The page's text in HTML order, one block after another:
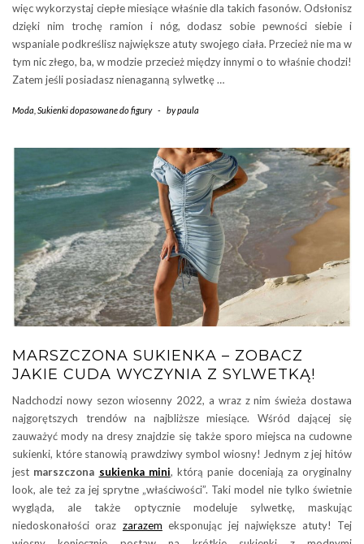
więc wykorzystaj ciepłe miesiące właśnie dla takich fasonów. Odsłonisz
dzięki nim trochę ramion i nóg, dodasz sobie pewności siebie i
wspaniale podkreślisz największe atuty swojego ciała. Przecież nie ma w
tym nic złego, ba, w modzie przecież między innymi o to właśnie chodzi!
Zatem jeśli posiadasz nienaganną sylwetkę …
Moda Sukienki dopasowane do figury - bypaula
MARSZCZONA SUKIENKA – ZOBACZ
JAKIE CUDA WYCZYNIA Z SYLWETKĄ!
Nadchodzi nowy sezon wiosenny 2022, a wraz z nim świeża dostawa
najgorętszych trendów na najbliższe miesiące. Wśród dającej się
zauważyć mody na dresy znajdzie się także sporo miejsca na cudowne
sukienki, które stanowią prawdziwy symbol wiosny! Jednym z jej hitów
jest marszczona sukienka mini, którą panie doceniają za oryginalny
look, ale też za jej sprytne „właściwości”. Taki model nie tylko świetnie
wygląda, ale także optycznie modeluje sylwetkę, maskując
niedoskonałości oraz zarazem eksponując jej największe atuty! Tej